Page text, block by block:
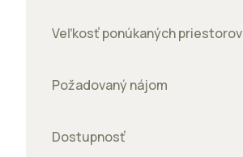
Veľkosť ponúkaných priestorov
Požadovaný nájom
Dostupnosť